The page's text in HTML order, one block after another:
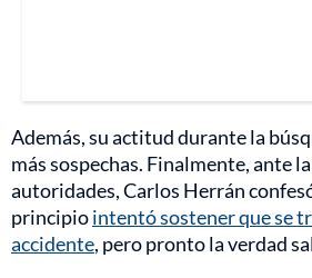
Además, su actitud durante la
más sospechas. Finalmente, ante
autoridades, Carlos Herrán
principiointentó sostener que se
accidente, pero pronto la verdad